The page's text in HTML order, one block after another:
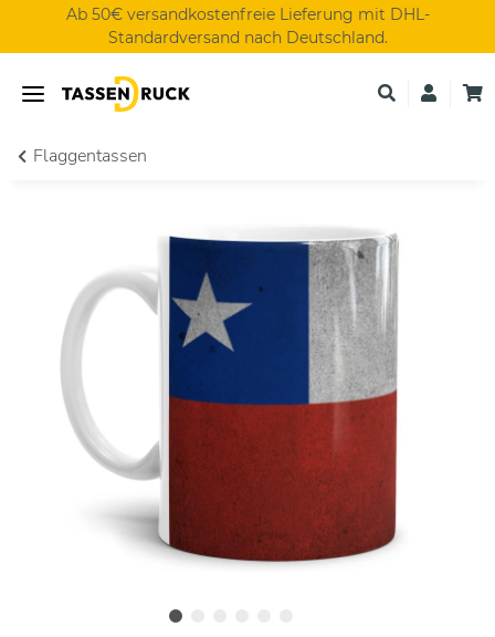
Ab 50€ versandkostenfreie Lieferung mit DHL-
Standardversand nach Deutschland.
Flaggentassen